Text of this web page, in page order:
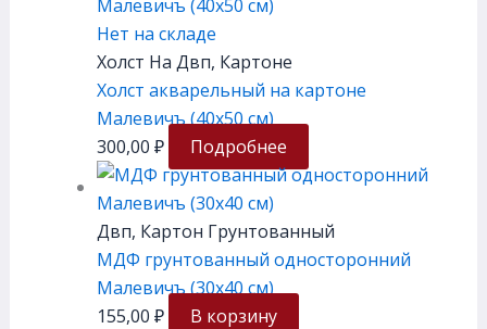
Нет на складе
Холст На Двп, Картоне
Холст акварельный на картоне
Малевичъ (40х50 см)
300,00 ₽ Подробнее
Двп, Картон Грунтованный
МДФ грунтованный односторонний
Малевичъ (30х40 см)
155,00 ₽ В корзину